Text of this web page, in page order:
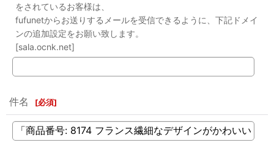
をされているお客様は、
fufunetからお送りするメールを受信できるように、下記ドメイ
ンの追加設定をお願い致します。
[sala.ocnk.net]
件名 [必須]